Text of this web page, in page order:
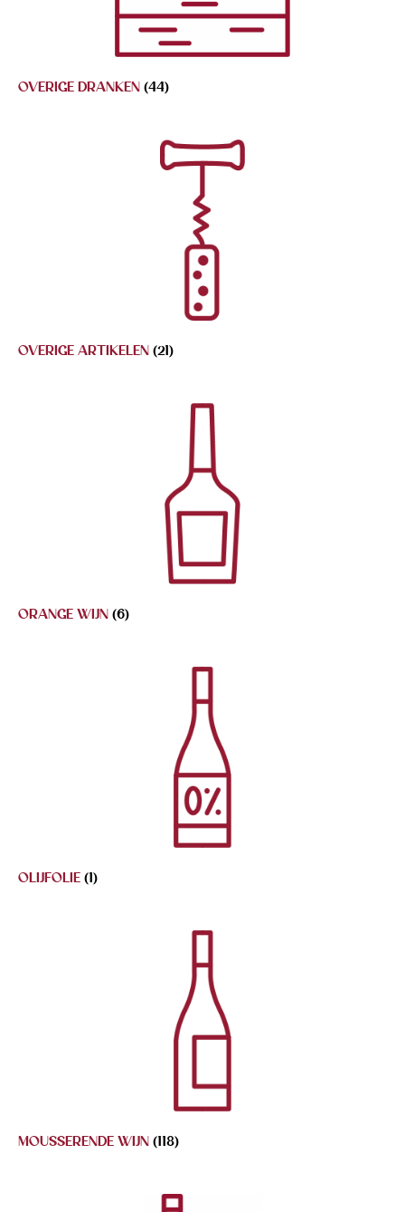
OVERIGE DRANKEN (44)
OVERIGE ARTIKELEN (21)
ORANGE WIJN (6)
OLIJFOLIE (1)
MOUSSERENDE WIJN (118)